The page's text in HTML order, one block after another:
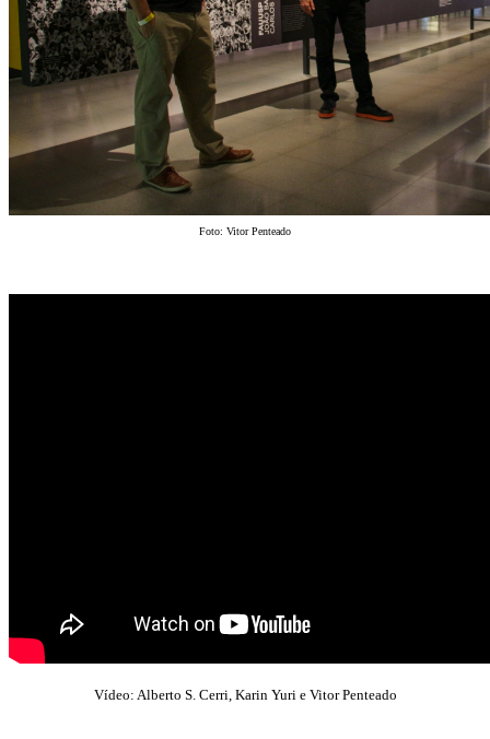
Foto: Vitor Penteado
Vídeo: Alberto S. Cerri, Karin Yuri e Vitor Penteado